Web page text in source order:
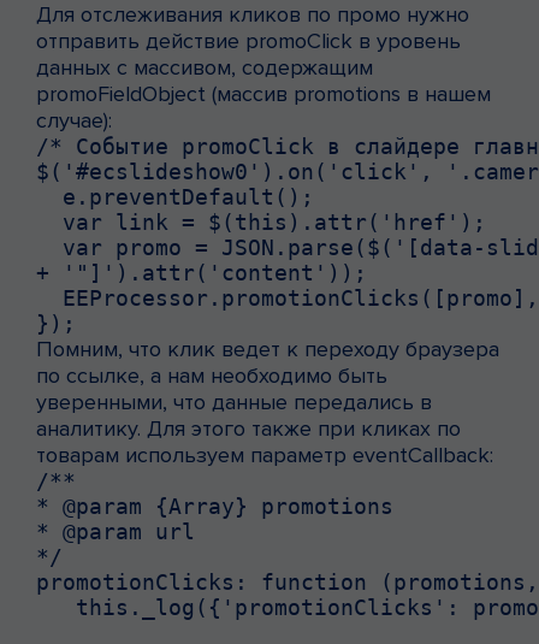
Для отслеживания кликов по промо нужно
отправить действие promoClick в уровень
данных с массивом, содержащим
promoFieldObject (массив promotions в нашем
случае):
/* Событие promoClick в слайдере
$('#ecslideshow0').on('click',
  e.preventDefault();
  var link = $(this).attr('href');
var promo = JSON.parse($('[data-
+ '"]').attr('content'));
});
Помним, что клик ведет к переходу браузера
по ссылке, а нам необходимо быть
уверенными, что данные передались в
аналитику. Для этого также при кликах по
товарам используем параметр eventCallback:
/**
* @param {Array} promotions
* @param url
*/
promotionClicks: function
this._log({'promotionClicks':